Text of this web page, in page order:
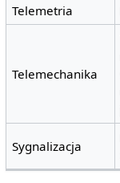
Telemetria
Telemechanika
Sygnalizacja